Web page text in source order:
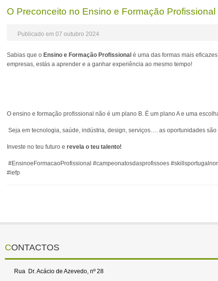
O Preconceito no Ensino e Formação Profissional
Publicado em 07 outubro 2024
Sabias que o Ensino e Formação Profissional é uma das formas mais
empresas, estás a aprender e a ganhar experiência ao mesmo tempo!
O ensino e formação profissional não é um plano B. É um plano A e uma
Seja em tecnologia, saúde, indústria, design, serviços…. as oportunidades são
Investe no teu futuro erevela o teu talento!
#EnsinoeFormacaoProfissional #campeonatosdasprofissoes
#iefp
CONTACTOS
Rua Dr. Acácio de Azevedo, nº 28